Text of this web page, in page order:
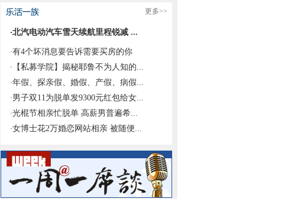
更多>>
·北汽电动汽车雪天续航里程锐减 ...
·有4个坏消息要告诉需要买房的你
· 【私募学院】揭秘耶鲁不为人知的...
·年假、探亲假、婚假、产假、病假...
·男子双11为脱单发9300元红包给女...
·光棍节相亲忙脱单 高薪男普遍希...
·女博士花2万婚恋网站相亲 被随便...